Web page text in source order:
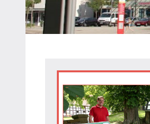
Heipke,
Leopoldshöhe,